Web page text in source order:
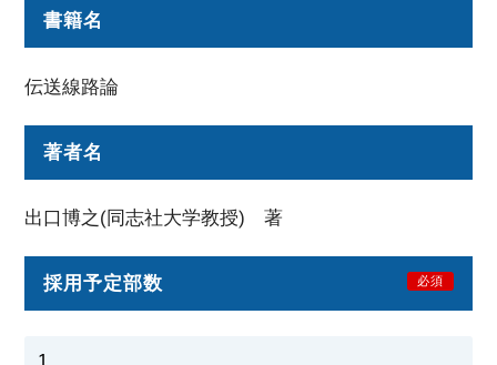
書籍名
伝送線路論
著者名
出口博之(同志社大学教授) 著
採用予定部数 必須